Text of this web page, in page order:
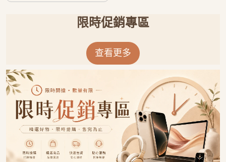
限時促銷專區
查看更多